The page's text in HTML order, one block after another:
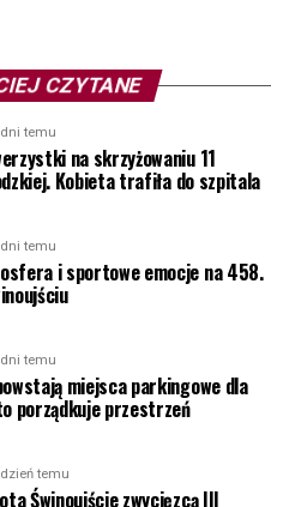
CZYTANE
temu
na skrzyżowaniu 11
Kobieta trafiła do szpitala
temu
i sportowe emocje na 458.
temu
miejsca parkingowe dla
porządkuje przestrzeń
temu
Świnoujście zwycięzcą III